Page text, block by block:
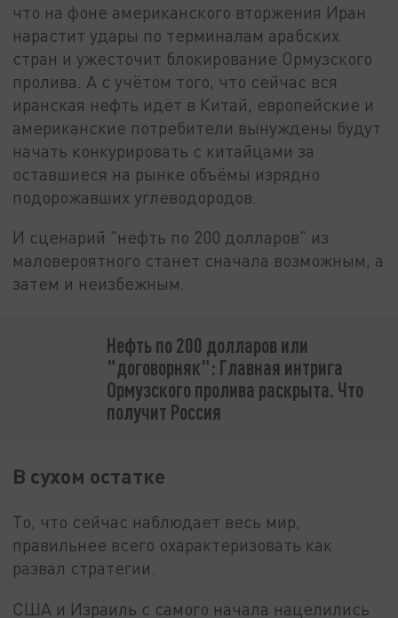
что на фоне американского вторжения Иран
нарастит удары по терминалам арабских
стран и ужесточит блокирование Ормузского
пролива. А с учётом того, что сейчас вся
иранская нефть идёт в Китай, европейские и
американские потребители вынуждены будут
начать конкурировать с китайцами за
оставшиеся на рынке объёмы изрядно
подорожавших углеводородов.
И сценарий "нефть по 200 долларов" из
маловероятного станет сначала возможным, а
затем и неизбежным.
Нефть по 200 долларов или
"договорняк": Главная интрига
Ормузского пролива раскрыта. Что
получит Россия
В сухом остатке
То, что сейчас наблюдает весь мир,
правильнее всего охарактеризовать как
развал стратегии.
США и Израиль с самого начала нацелились